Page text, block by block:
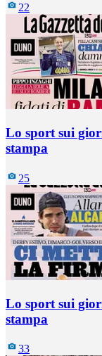
22
Lo sport sui
stampa
25
Lo sport sui
stampa
33